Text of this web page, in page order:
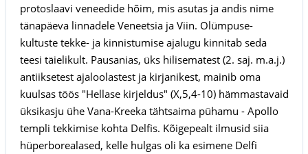
protoslaavi veneedide hõim, mis asutas ja andis nime
tänapäeva linnadele Veneetsia ja Viin. Olümpuse-
kultuste tekke- ja kinnistumise ajalugu kinnitab seda
teesi täielikult. Pausanias, üks hilisematest (2. saj. m.a.j.)
antiiksetest ajaloolastest ja kirjanikest, mainib oma
kuulsas töös "Hellase kirjeldus" (X,5,4-10) hämmastavaid
üksikasju ühe Vana-Kreeka tähtsaima pühamu - Apollo
templi tekkimise kohta Delfis. Kõigepealt ilmusid siia
hüperborealased, kelle hulgas oli ka esimene Delfi